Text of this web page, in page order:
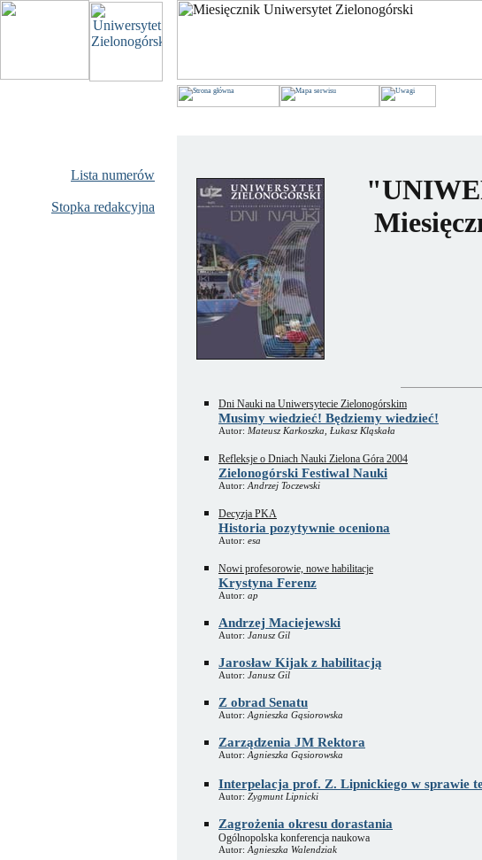
Lista numerów
Stopka redakcyjna
Dni Nauki na Uniwersytecie Zielonogórskim
Musimy wiedzieć! Będziemy wiedzieć!
Autor: Mateusz Karkoszka, Łukasz Kląskała
Refleksje o Dniach Nauki Zielona Góra 2004
Zielonogórski Festiwal Nauki
Autor: Andrzej Toczewski
Decyzja PKA
Historia pozytywnie oceniona
Autor: esa
Nowi profesorowie, nowe habilitacje
Krystyna Ferenz
Autor: ap
Andrzej Maciejewski
Autor: Janusz Gil
Jarosław Kijak z habilitacją
Autor: Janusz Gil
Z obrad Senatu
Autor: Agnieszka Gąsiorowska
Zarządzenia JM Rektora
Autor: Agnieszka Gąsiorowska
Interpelacja prof. Z. Lipnickiego w sprawie
Autor: Zygmunt Lipnicki
Zagrożenia okresu dorastania
Ogólnopolska konferencja naukowa
Autor: Agnieszka Walendziak